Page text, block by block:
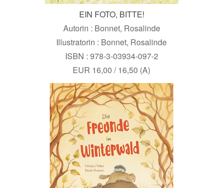
EIN FOTO, BITTE!
Autorin : Bonnet, Rosalinde
Illustratorin : Bonnet, Rosalinde
ISBN : 978-3-03934-097-2
EUR 16,00 / 16,50 (A)